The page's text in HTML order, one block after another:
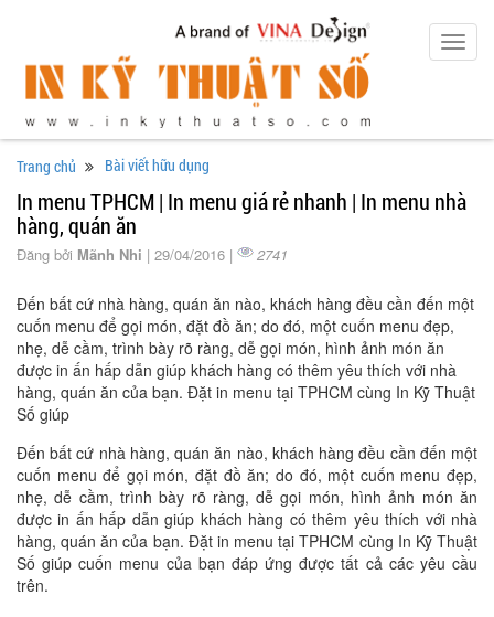
Trang chủ Bài viết hữu dụng
In menu TPHCM | In menu giá rẻ nhanh | In menu nhà
hàng, quán ăn
Đăng bởi Mãnh Nhi | 29/04/2016 | 2741
Đến bất cứ nhà hàng, quán ăn nào, khách hàng đều cần đến một
cuốn menu để gọi món, đặt đồ ăn; do đó, một cuốn menu đẹp,
nhẹ, dễ cầm, trình bày rõ ràng, dễ gọi món, hình ảnh món ăn
được in ấn hấp dẫn giúp khách hàng có thêm yêu thích với nhà
hàng, quán ăn của bạn. Đặt in menu tại TPHCM cùng In Kỹ Thuật
Số giúp
Đến bất cứ nhà hàng, quán ăn nào, khách hàng đều cần đến một
cuốn menu để gọi món, đặt đồ ăn; do đó, một cuốn menu đẹp,
nhẹ, dễ cầm, trình bày rõ ràng, dễ gọi món, hình ảnh món ăn
được in ấn hấp dẫn giúp khách hàng có thêm yêu thích với nhà
hàng, quán ăn của bạn. Đặt in menu tại TPHCM cùng In Kỹ Thuật
Số giúp cuốn menu của bạn đáp ứng được tất cả các yêu cầu
trên.